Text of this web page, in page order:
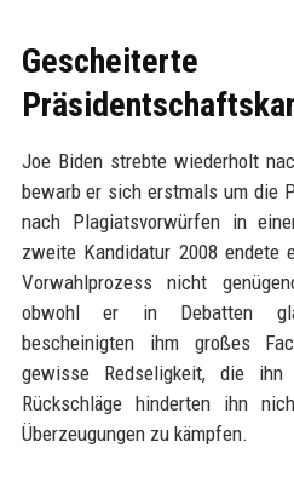
Gescheiterte
Joe Biden strebte wiederholt
bewarb er sich erstmals um die
nach Plagiatsvorwürfen in
zweite Kandidatur 2008 endete
Vorwahlprozess nicht
obwohl er in Debatten
bescheinigten ihm großes
gewisse Redseligkeit, die
Rückschläge hinderten ihn
Überzeugungen zu kämpfen.